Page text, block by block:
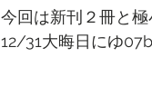
今回は新刊２冊と
12/31大晦日にゆ